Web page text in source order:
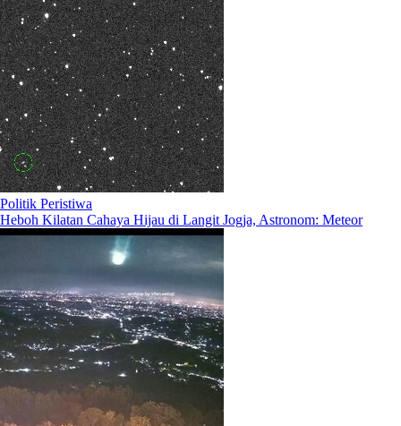
Politik Peristiwa
Heboh Kilatan Cahaya Hijau di Langit Jogja, Astronom: Meteor